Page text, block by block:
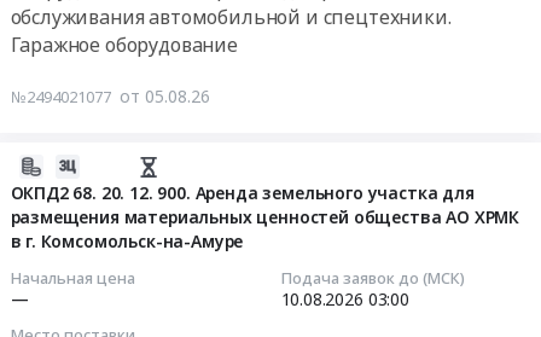
обслуживания автомобильной и спецтехники.
Гаражное оборудование
№2494021077 от 05.08.26
8/55
ОКПД2 68. 20. 12. 900. Аренда земельного участка для
размещения материальных ценностей общества АО ХРМК
в г. Комсомольск-на-Амуре
Начальная цена
—
Подача заявок до (МСК)
10.08.2026 03:00